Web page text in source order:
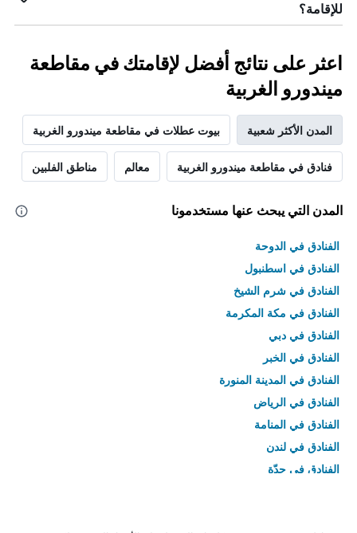
للإقامة؟
اعثر على نتائج أفضل لإقامتك في مقاطعة
ميندورو الغربية
المدن الأكثر شعبية بيوت عطلات في مقاطعة ميندورو الغربية
فنادق في مقاطعة ميندورو الغربية معالم مناطق الفلبين
المدن التي يبحث عنها مستخدمونا
الفنادق في الدوحة
الفنادق في اسطنبول
الفنادق في شرم الشيخ
الفنادق في مكة المكرمة
الفنادق في دبي
الفنادق في الخبر
الفنادق في المدينة المنورة
الفنادق في الرياض
الفنادق في المنامة
الفنادق في لندن
الفنادق في جدّة